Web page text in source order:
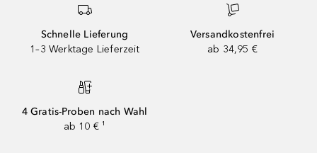
Schnelle Lieferung
1–3 Werktage Lieferzeit
Versandkostenfrei
ab 34,95 €
4 Gratis-Proben nach Wahl
ab 10 € ¹